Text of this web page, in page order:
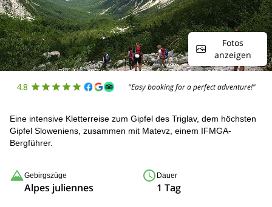
Fotos
anzeigen
4.8 "Easy booking for a perfect adventure!"
Eine intensive Kletterreise zum Gipfel des Triglav, dem höchsten
Gipfel Sloweniens, zusammen mit Matevz, einem IFMGA-
Bergführer.
Gebirgszüge
Alpes juliennes
Dauer
1 Tag